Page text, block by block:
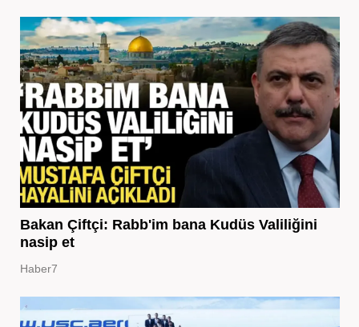
Bakan Çiftçi: Rabb'im bana Kudüs Valiliğini
nasip et
Haber7